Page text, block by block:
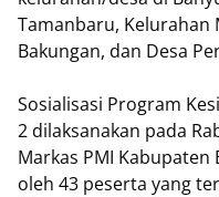
Tamanbaru, Kelurahan
Bakungan, dan Desa
Sosialisasi Program
2 dilaksanakan pada
Markas PMI
oleh 43 peserta yang